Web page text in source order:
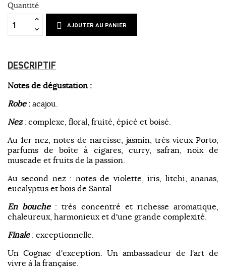
Quantité
AJOUTER AU PANIER
DESCRIPTIF
Notes de dégustation :
Robe: acajou.
Nez: complexe, floral, fruité, épicé et boisé.
Au 1er nez, notes de narcisse, jasmin, très vieux Porto,
parfums de boîte à cigares, curry, safran, noix de
muscade et fruits de la passion.
Au second nez : notes de violette, iris, litchi, ananas,
eucalyptus et bois de Santal.
En bouche: très concentré et richesse aromatique,
chaleureux, harmonieux et d'une grande complexité.
Finale: exceptionnelle.
Un Cognac d'exception. Un ambassadeur de l'art de
vivre à la française.